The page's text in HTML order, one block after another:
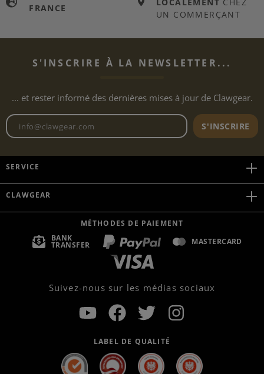
FRANCE
UN COMMERÇANT
S'INSCRIRE À LA NEWSLETTER...
... et rester informé des dernières mises à jour de Clawgear.
Adresse e-mail de laS'INSCRIRE
SERVICE
CLAWGEAR
MÉTHODES DE PAIEMENT
BANK
TRANSFER MASTERCARD
Suivez-nous sur les médias sociaux
LABEL DE QUALITÉ